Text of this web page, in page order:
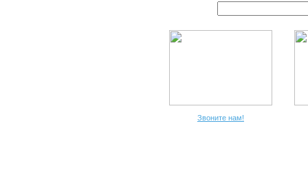
Звоните нам!